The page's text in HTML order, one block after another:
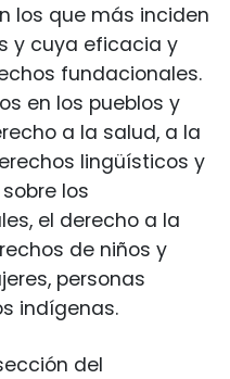
los que más inciden
y cuya eficacia y
fundacionales.
en los pueblos y
a la salud, a la
lingüísticos y
los
el derecho a la
de niños y
personas
indígenas.
del